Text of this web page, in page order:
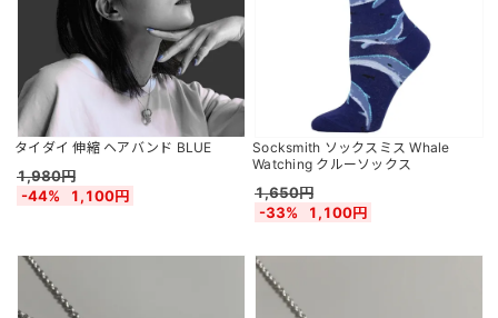
タイダイ 伸縮 ヘアバンド BLUE
1,980円
-44%
1,100円
Socksmith ソックスミス Whale
Watching クルーソックス
1,650円
-33%
1,100円